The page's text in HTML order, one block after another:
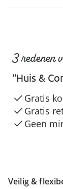
Veilig &
3 redenen
“Huis &
Gratis
Gratis
Geen